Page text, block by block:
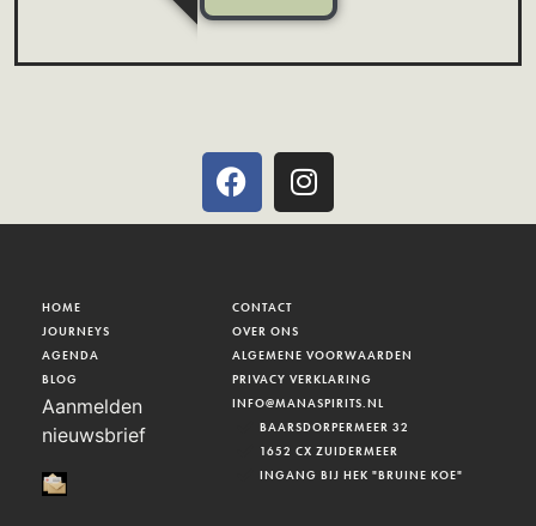
HOME
JOURNEYS
AGENDA
BLOG
Aanmelden
nieuwsbrief
CONTACT
OVER ONS
ALGEMENE VOORWAARDEN
PRIVACY VERKLARING
INFO@MANASPIRITS.NL
BAARSDORPERMEER 32
1652 CX ZUIDERMEER
INGANG BIJ HEK "BRUINE KOE"